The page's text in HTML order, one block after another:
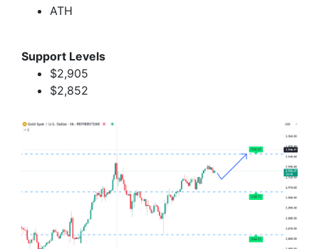
ATH
Support Levels
$2,905
$2,852